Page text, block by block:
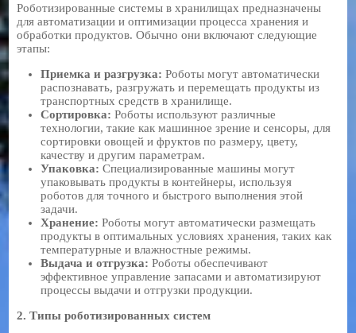
Роботизированные системы в хранилищах предназначены
для автоматизации и оптимизации процесса хранения и
обработки продуктов. Обычно они включают следующие
этапы:
Приемка и разгрузка: Роботы могут автоматически
распознавать, разгружать и перемещать продукты из
транспортных средств в хранилище.
Сортировка: Роботы используют различные
технологии, такие как машинное зрение и сенсоры, для
сортировки овощей и фруктов по размеру, цвету,
качеству и другим параметрам.
Упаковка: Специализированные машины могут
упаковывать продукты в контейнеры, используя
роботов для точного и быстрого выполнения этой
задачи.
Хранение: Роботы могут автоматически размещать
продукты в оптимальных условиях хранения, таких как
температурные и влажностные режимы.
Выдача и отгрузка: Роботы обеспечивают
эффективное управление запасами и автоматизируют
процессы выдачи и отгрузки продукции.
2.Типы роботизированных систем